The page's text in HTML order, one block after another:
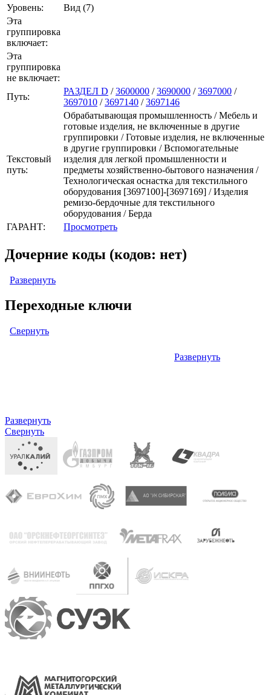
Уровень:
Вид (7)
Эта
группировка
включает:
Эта
группировка
не включает:
Путь:
РАЗДЕЛ D /3600000 /3690000 /3697000 /
3697010 /3697140 /3697146
Текстовый
путь:
Обрабатывающая промышленность / Мебель и
готовые изделия, не включенные в другие
группировки / Готовые изделия, не включенные
в другие группировки / Вспомогательные
изделия для легкой промышленности и
предметы хозяйственно-бытового назначения /
Технологическая оснастка для текстильного
оборудования [3697100]-[3697169] / Изделия
ремизо-бердочные для текстильного
оборудования / Берда
ГАРАНТ:
Просмотреть
Дочерние коды (кодов: нет)
Развернуть
Переходные ключи
Свернуть
Развернуть
Развернуть
Свернуть